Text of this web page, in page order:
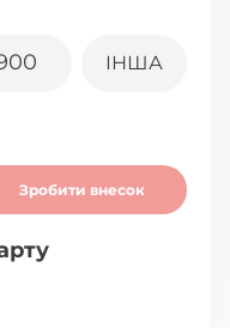
ІНША
Зробити внесок